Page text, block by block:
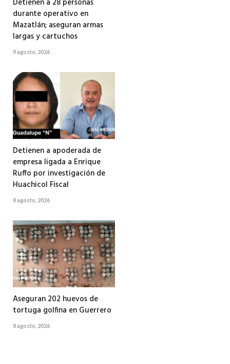
Detienen a 28 personas
durante operativo en
Mazatlán; aseguran armas
largas y cartuchos
9 agosto, 2026
Detienen a apoderada de
empresa ligada a Enrique
Ruffo por investigación de
Huachicol Fiscal
8 agosto, 2026
Aseguran 202 huevos de
tortuga golfina en Guerrero
8 agosto, 2026